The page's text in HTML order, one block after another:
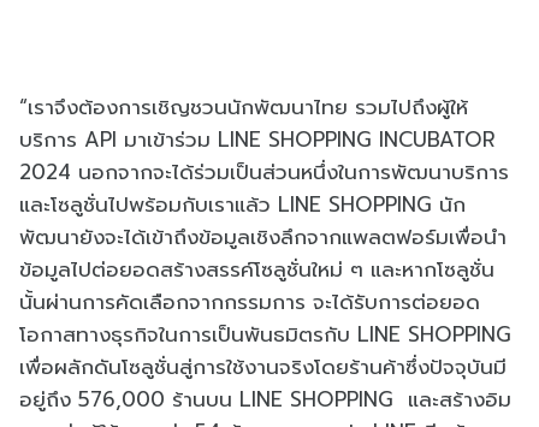
“เราจึงต้องการเชิญชวนนักพัฒนาไทย รวมไปถึงผู้ให้
บริการ API มาเข้าร่วม LINE SHOPPING INCUBATOR
2024 นอกจากจะได้ร่วมเป็นส่วนหนึ่งในการพัฒนาบริการ
และโซลูชั่นไปพร้อมกับเราแล้ว LINE SHOPPING นัก
พัฒนายังจะได้เข้าถึงข้อมูลเชิงลึกจากแพลตฟอร์มเพื่อนำ
ข้อมูลไปต่อยอดสร้างสรรค์โซลูชั่นใหม่ ๆ และหากโซลูชั่น
นั้นผ่านการคัดเลือกจากกรรมการ จะได้รับการต่อยอด
โอกาสทางธุรกิจในการเป็นพันธมิตรกับ LINE SHOPPING
เพื่อผลักดันโซลูชั่นสู่การใช้งานจริงโดยร้านค้าซึ่งปัจจุบันมี
อยู่ถึง 576,000 ร้านบน LINE SHOPPING และสร้างอิม